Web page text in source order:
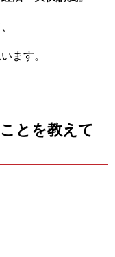
ます。
とを教えて